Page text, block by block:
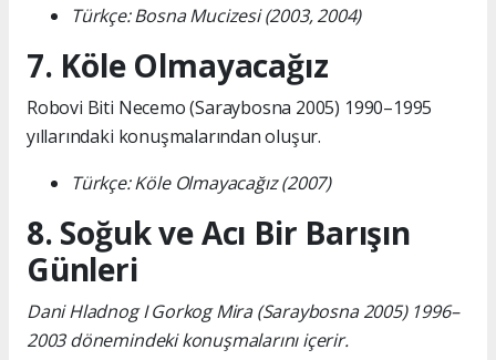
Türkçe: Bosna Mucizesi (2003, 2004)
7. Köle Olmayacağız
Robovi Biti Necemo (Saraybosna 2005) 1990–1995
yıllarındaki konuşmalarından oluşur.
Türkçe: Köle Olmayacağız (2007)
8. Soğuk ve Acı Bir Barışın
Günleri
Dani Hladnog I Gorkog Mira (Saraybosna 2005) 1996–
2003 dönemindeki konuşmalarını içerir.